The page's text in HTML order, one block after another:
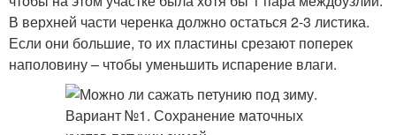
В верхней части черенка должно остаться 2-3 листика.
Если они большие, то их пластины срезают поперек
наполовину – чтобы уменьшить испарение влаги.